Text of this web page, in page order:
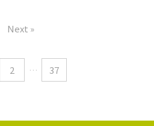
ていたため、安心して相談で
際 ...
がとても鮮明で、普段は見るこ
っかり確認することができま
した。また、写真を見ながら
現状や必要な工事内容につい
施工内容外壁塗装工事・屋根
2 … 37
Next »